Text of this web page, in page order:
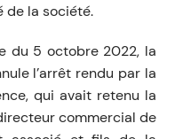
de la société.
du 5 octobre 2022, la
l’arrêt rendu par la
qui avait retenu la
commercial de